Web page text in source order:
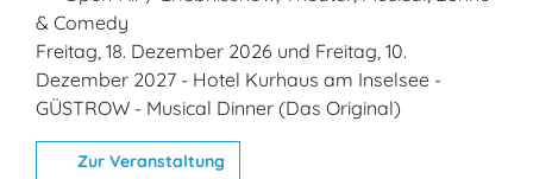
& Comedy
Freitag, 18. Dezember 2026 und Freitag, 10.
Dezember 2027 - Hotel Kurhaus am Inselsee -
GÜSTROW - Musical Dinner (Das Original)
Zur Veranstaltung